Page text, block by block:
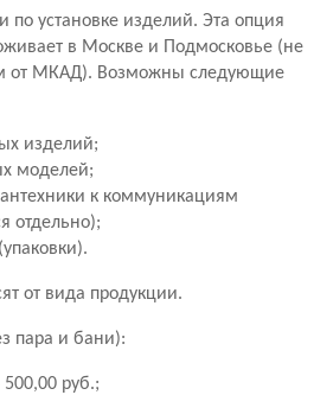
по установке изделий. Эта опция
в Москве и Подмосковье (не
от МКАД). Возможны следующие
изделий;
моделей;
к коммуникациям
отдельно);
от вида продукции.
пара и бани):
руб.;